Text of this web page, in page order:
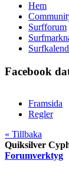
Hem
Surfforum
Facebook
Framsida
Regler
« Tillbaka
Quiksilver
Forumverktyg